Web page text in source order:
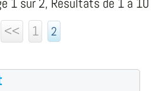
1 sur 2, Résultats de 1 à 10
<<
1 2